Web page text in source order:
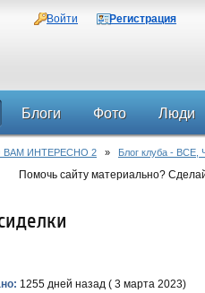
Войти Регистрация
Блоги Фото Люди
ВАМ ИНТЕРЕСНО 2 » Блог клуба -
Помочь сайту материально?
1255 дней назад ( 3 марта 2023)